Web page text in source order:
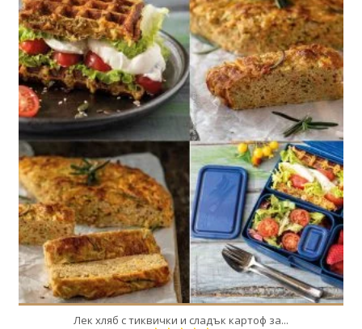
8
8
50 Min
Лек хляб с тиквички и сладък картоф за...